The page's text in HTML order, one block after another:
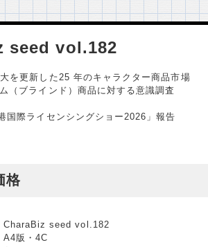
seed vol.182
を更新した25 年のキャラクター商品市場
（ブラインド）商品に対する意識調査
国際ライセンシングショー2026」報告
格
CharaBiz seed vol.182
A4版・4C